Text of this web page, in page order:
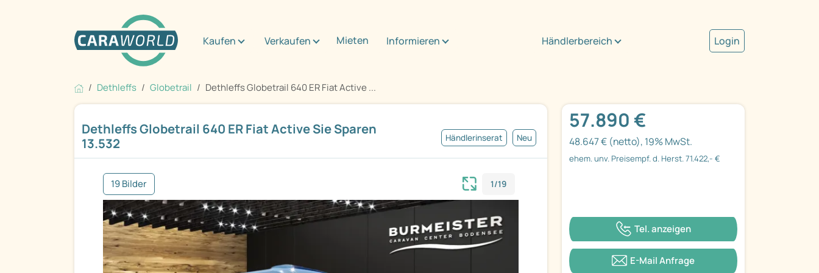
Kaufen Verkaufen Mieten Informieren Händlerbereich Login
Dethleffs Globetrail Dethleffs Globetrail 640 ER Fiat Active ...
Dethleffs Globetrail 640 ER Fiat Active Sie Sparen
13.532
Händlerinserat Neu
19 Bilder 1/19
57.890 €
48.647 € (netto), 19% MwSt.
ehem. unv. Preisempf. d. Herst. 71.422,- €
Tel. anzeigen
E-Mail Anfrage